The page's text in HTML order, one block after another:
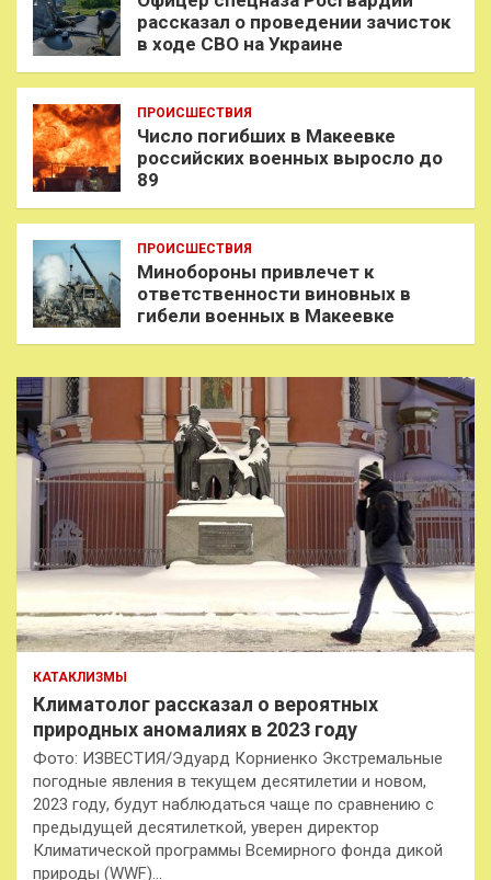
рассказал о проведении зачисток
в ходе СВО на Украине
ПРОИСШЕСТВИЯ
Число погибших в Макеевке
российских военных выросло до
89
ПРОИСШЕСТВИЯ
Минобороны привлечет к
ответственности виновных в
гибели военных в Макеевке
КАТАКЛИЗМЫ
Климатолог рассказал о вероятных
природных аномалиях в 2023 году
Фото: ИЗВЕСТИЯ/Эдуард Корниенко Экстремальные
погодные явления в текущем десятилетии и новом,
2023 году, будут наблюдаться чаще по сравнению с
предыдущей десятилеткой, уверен директор
Климатической программы Всемирного фонда дикой
природы (WWF)…